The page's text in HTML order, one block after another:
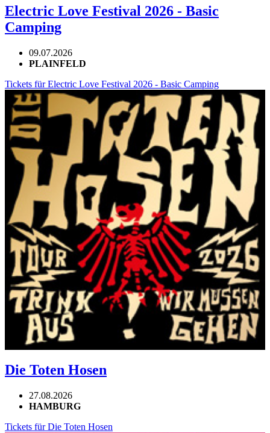
Electric Love Festival 2026 - Basic
Camping
09.07.2026
PLAINFELD
Tickets für Electric Love Festival 2026 - Basic Camping
Die Toten Hosen
27.08.2026
HAMBURG
Tickets für Die Toten Hosen